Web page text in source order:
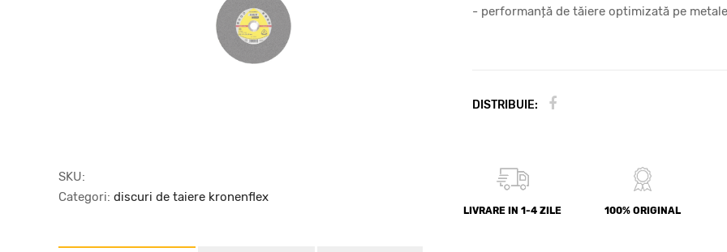
- performanță de tăiere optimizată pe
DISTRIBUIE:
SKU:
Categori: discuri de taiere kronenflex
LIVRARE IN 1-4 ZILE 100% ORIGINAL